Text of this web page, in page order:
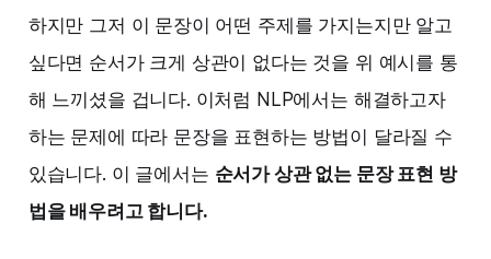
하지만 그저 이 문장이 어떤 주제를 가지는지만 알고
싶다면 순서가 크게 상관이 없다는 것을 위 예시를 통
해 느끼셨을 겁니다. 이처럼 NLP에서는 해결하고자
하는 문제에 따라 문장을 표현하는 방법이 달라질 수
있습니다. 이 글에서는 순서가 상관 없는 문장 표현 방
법을 배우려고 합니다.‌‌